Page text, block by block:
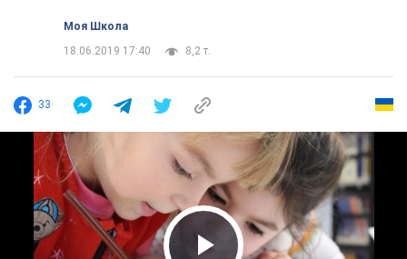
Моя Школа
18.06.2019 17:40
8,2 т.
33